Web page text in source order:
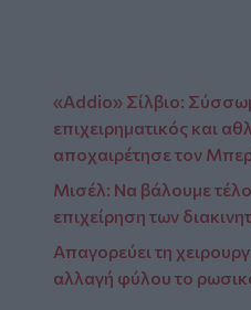
«Addio» Σίλβιο:
επιχειρηματικός και
αποχαιρέτησε τον
Μισέλ: Να βάλουμε
επιχείρηση των
Απαγορεύει τη
αλλαγή φύλου το